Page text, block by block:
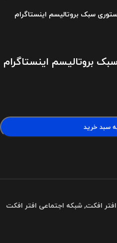
سبک بروتالیسم اینستاگرام
بروتالیسم اینستاگرام
سبد خرید
افکت,شبکه اجتماعی افتر افکت